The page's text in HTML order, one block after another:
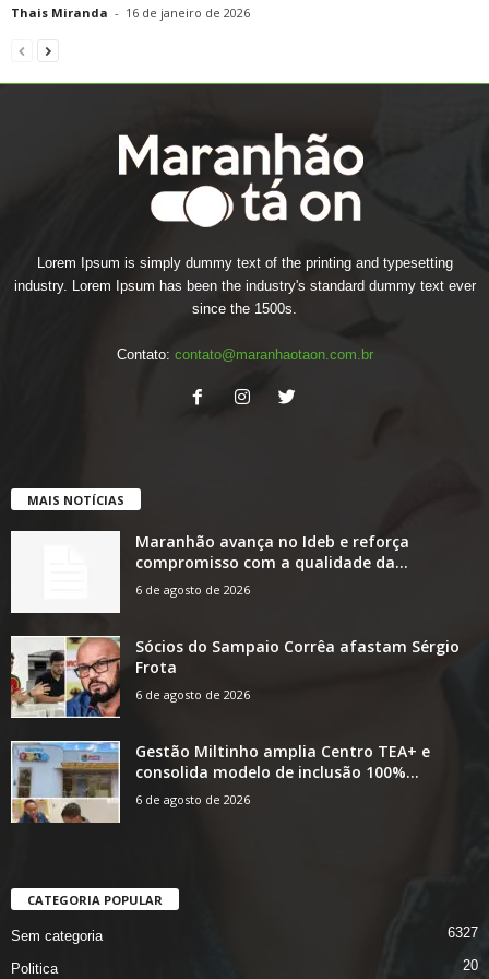
Thais Miranda - 16 de janeiro de 2026
Lorem Ipsum is simply dummy text of the printing and typesetting
industry. Lorem Ipsum has been the industry's standard dummy text ever
since the 1500s.
Contato: contato@maranhaotaon.com.br
MAIS NOTÍCIAS
Maranhão avança no Ideb e reforça
compromisso com a qualidade da...
6 de agosto de 2026
Sócios do Sampaio Corrêa afastam Sérgio
Frota
6 de agosto de 2026
Gestão Miltinho amplia Centro TEA+ e
consolida modelo de inclusão 100%...
6 de agosto de 2026
CATEGORIA POPULAR
Sem categoria 6327
Politica 20